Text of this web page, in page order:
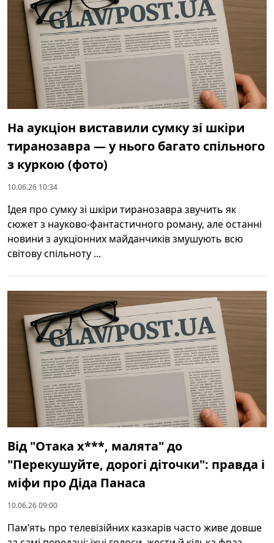
На аукціон виставили сумку зі шкіри
тиранозавра — у нього багато спільного
з куркою (фото)
10.06.26 10:34
Ідея про сумку зі шкіри тиранозавра звучить як
сюжет з науково-фантастичного роману, але останні
новини з аукціонних майданчиків змушують всю
світову спільноту ...
Від "Отака х***, малята" до
"Перекушуйте, дорогі діточки": правда і
міфи про Діда Панаса
10.06.26 09:00
Пам’ять про телевізійних казкарів часто живе довше